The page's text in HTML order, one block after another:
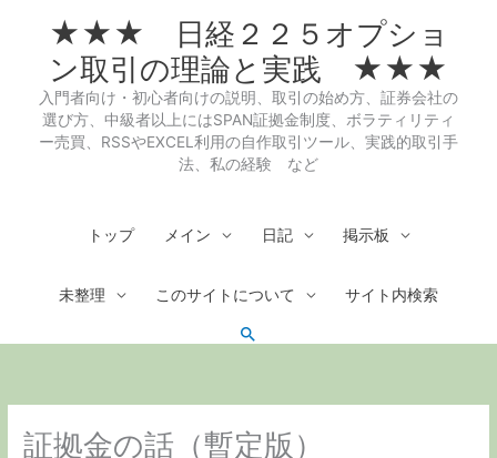
★★★ 日経２２５オプショ
ン取引の理論と実践 ★★★
入門者向け・初心者向けの説明、取引の始め方、証券会社の
選び方、中級者以上にはSPAN証拠金制度、ボラティリティ
ー売買、RSSやEXCEL利用の自作取引ツール、実践的取引手
法、私の経験 など
トップ メイン 日記 掲示板
未整理 このサイトについて サイト内検索
検
証拠金の話（暫定版）